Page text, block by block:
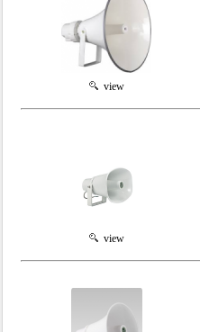
view
view